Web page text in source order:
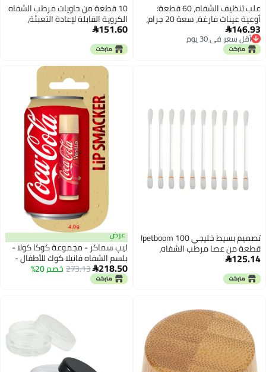
علب تنظيف الشفاه، 60 قطعة؛
أوعية عينات فارغة، سعة 20 جرام،
عبوات بلاستيكية للمستحضرات
التجميلية، مناسبة للسفر، لاستخدام
كريمات الشفاه وبلسم الشفاه
146.93
أقل سعر في 30 يوم
أقل سعر في 30 يوم
10 قطعة من حاويات مرطب الشفاه
الكروية القابلة لإعادة التعبئة،
حوامل مرطب الشفاه الوردي
المتينة لمستحضرات التجميل
المنزلية
151.60
تصميم بسيط خليجي Ipetboom 100
قطعة من عصا مرطب الشفاه،
مسحات قطنية مرطبة لتنظيف
الأسنان، مسحات فموية للنساء
والرجال جودة لكل سيناريو هيكل
125.14
عرض
ليپ سماكر - مجموعة كوكا كولا -
بلسم الشفاه فانيلا كوك للأطفال -
نكهة فانيلا كوك - هدية حلوة
لأصدقائك - عبوة بليستر فردية
218.50
273.13خصم 20%